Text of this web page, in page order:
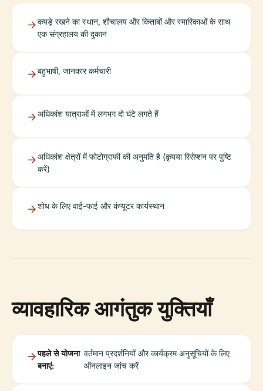
कपड़े रखने का स्थान, शौचालय और किताबों और स्मारिकाओं के साथ
एक संग्रहालय की दुकान
बहुभाषी, जानकार कर्मचारी
अधिकांश यात्राओं में लगभग दो घंटे लगते हैं
अधिकांश क्षेत्रों में फोटोग्राफी की अनुमति है (कृपया रिसेप्शन पर पुष्टि
करें)
शोध के लिए वाई-फाई और कंप्यूटर कार्यस्थान
व्यावहारिक आगंतुक युक्तियाँ
पहले से योजना
बनाएं:
वर्तमान प्रदर्शनियों और कार्यक्रम अनुसूचियों के लिए
ऑनलाइन जांच करें